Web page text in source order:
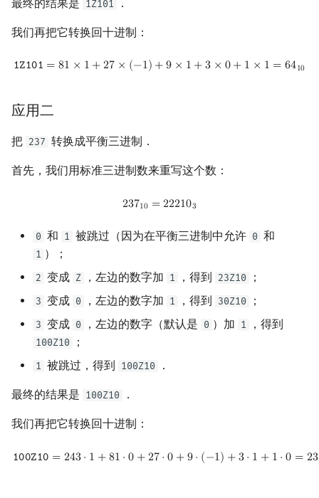
最终的结果是 1Z101 ．
我们再把它转换回十进制：
𝟷𝚉𝟷𝟶𝟷 = 81 × 1 +27 × (−1) +9 × 1 +3 × 0+ 1 × 1 = 6410
1Z101 =81× 1+ 27×(−1 )+ 9× 1+ 3 ×0 +1 ×1 =64 10
应用二
把 237 转换成平衡三进制．
首先，我们用标准三进制数来重写这个数：
23710 = 222103
23710=222103
0 和 1 被跳过（因为在平衡三进制中允许 0 和
1 ）；
2 变成 Z ，左边的数字加 1 ，得到 23Z10 ；
3 变成 0 ，左边的数字加 1 ，得到 30Z10 ；
3 变成 0 ，左边的数字（默认是 0 ）加 1 ，得到
100Z10 ；
1 被跳过，得到 100Z10 ．
最终的结果是 100Z10 ．
我们再把它转换回十进制：
𝟷𝟶𝟶𝚉𝟷𝟶 = 243⋅ 1 +81 ⋅ 0 +27 ⋅ 0 +9⋅ (−1) +3⋅ 1 + 1 ⋅ 0 = 23
100Z10 =243 ⋅1+ 81⋅ 0 27⋅ +9 ⋅ −1 +3 1+1 0 =237 10